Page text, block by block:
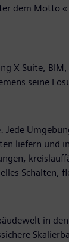
dem Motto
X Suite,
seine
liefern und
Schalten,
in